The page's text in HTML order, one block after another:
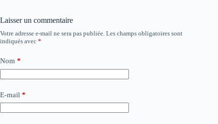
Laisser un commentaire
Votre adresse e-mail ne sera pas publiée. Les champs obligatoires sont
indiqués avec *
Nom *
E-mail *